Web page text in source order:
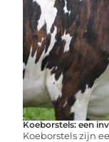
Koeborstels: een
Koeborstels zijn